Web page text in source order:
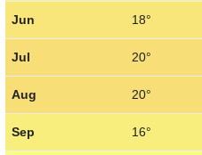
Jun 18°
Jul 20°
Aug 20°
Sep 16°